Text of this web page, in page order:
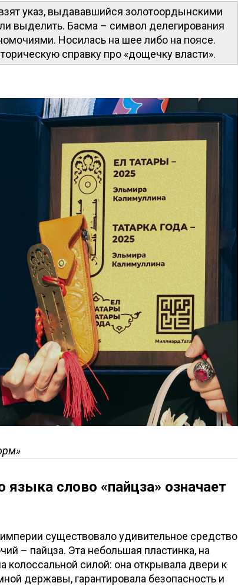
указ, выдававшийся золотоордынскими
выделить. Басма – символ делегирования
Носилась на шее либо на поясе.
справку про «дощечку власти».
языка слово «пайцза» означает
существовало удивительное средство
– пайцза. Эта небольшая пластинка, на
колоссальной силой: она открывала двери к
державы, гарантировала безопасность и